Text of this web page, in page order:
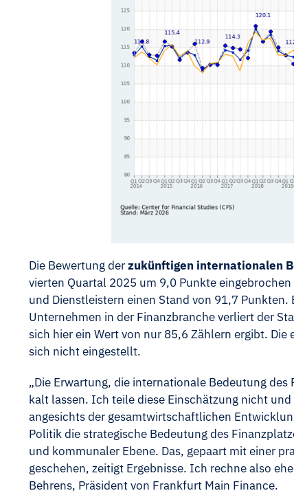
Die Bewertung derzukünftigen internationalen
vierten Quartal 2025 um 9,0 Punkte
und Dienstleistern einen Stand von 91,7
Unternehmen in der Finanzbranche verliert der
sich hier ein Wert von nur 85,6 Zählern ergibt.
sich nicht eingestellt.
„Die Erwartung, die internationale Bedeutung
kalt lassen. Ich teile diese Einschätzung nicht
angesichts der gesamtwirtschaftlichen
Politik die strategische Bedeutung des
und kommunaler Ebene. Das, gepaart mit einer
geschehen, zeitigt Ergebnisse. Ich rechne also
Behrens, Präsident von Frankfurt Main Finance.